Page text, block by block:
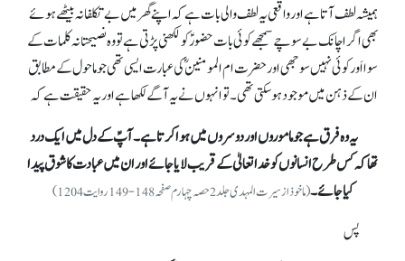
ہمیشہ لطف آتا ہے اور واقعی یہ لطف والی بات ہے کہ اپنے گھر میں بے تکلفانہ بیٹھے ہوئے
بھی اگر اچانک بے سوچے سمجھے کوئی بات حضورؑ کو لکھنی پڑتی ہے تو وہ نصیحتانہ کلمات کے
سوا اَور کوئی نہیں سوجھی اور حضرت ام المومنینؓ کی عبارت ایسی تھی جو ماحول کے مطابق
ان کے ذہن میں موجود ہو سکتی تھی۔ تو انہوں نے یہ آگے لکھا ہے اور یہ حقیقت ہے کہ
یہ وہ فرق ہے جو ماموروں اور دوسروں میں ہوا کرتا ہے۔ آپؑ کے دل میں ایک درد
تھا کہ کس طرح انسانوں کو خدا تعالیٰ کے قریب لایا جائے اور ان میں عبادت کا شوق پیدا
کیا جائے۔(ماخوذ از سیرت المہدی جلد 2حصہ چہارم صفحہ148-149 روایت 1204)
پس